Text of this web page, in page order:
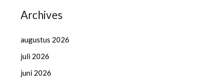
Archives
augustus 2026
juli 2026
juni 2026